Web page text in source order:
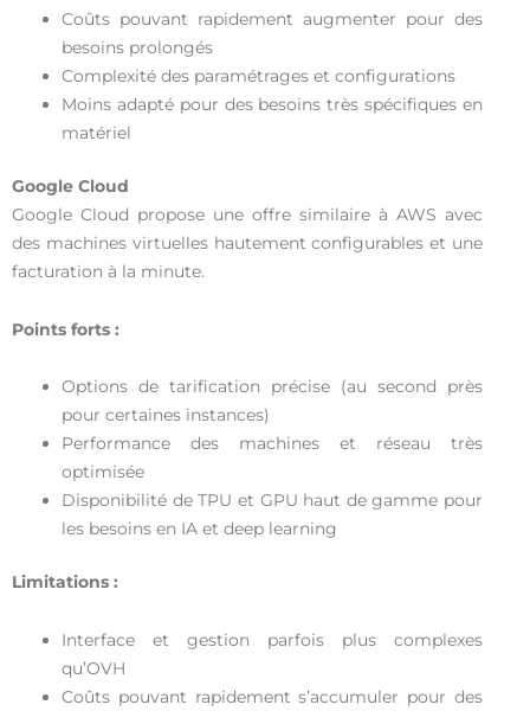
Coûts pouvant rapidement augmenter pour des
besoins prolongés
Complexité des paramétrages et configurations
Moins adapté pour des besoins très spécifiques en
matériel
Google Cloud
Google Cloud propose une offre similaire à AWS avec
des machines virtuelles hautement configurables et une
facturation à la minute.
Points forts :
Options de tarification précise (au second près
pour certaines instances)
Performance des machines et réseau très
optimisée
Disponibilité de TPU et GPU haut de gamme pour
les besoins en IA et deep learning
Limitations :
Interface et gestion parfois plus complexes
qu’OVH
Coûts pouvant rapidement s’accumuler pour des